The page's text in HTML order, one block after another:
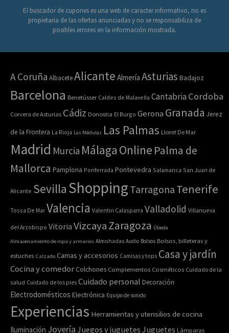
El buscador de cupones es una web de caracter informativo, no es
propietaria de las ofertas anunciadas y no se responsabiliza de
posibles errores en la información mostrada.
A Coruña AlbaceteAlicante Almería Asturias Badajoz
Barcelona Benetússer Caldes de Malavella Cantabria Cordoba
Corvera de Asturias Cádiz Donostia El Burgo Gerona Granada Jerez
de la Frontera La Rioja Las Médulas Las Palmas Lloret De Mar
Madrid Murcia Málaga Online Palma de
Mallorca Pamplona Ponferrada Pontevedra Salamanca San Juan de
Alicante Sevilla Shopping Tarragona Tenerife
Tossa De Mar Valencia Valentin Calasparra Valladolid Villanueva
del Arzobispo Vitoria VizcayaZaragoza Úbeda
Almacenamiento de ropa y armarios Almohadas Audio Bolsos Bolsos, billeteras y
estuches Calzado Camas y accesorios Camisas y tops Casa y jardín
Cocina y comedor Colchones Complementos Cosméticos Cuidado de la
salud Cuidado de los pies Cuidado personal Decoración
Electrodomésticos Electrónica Equipo de sonido
Experiencias Herramientas y utensilios de cocina
Iluminación Joyería Juegos y juguetes Juguetes Lámparas